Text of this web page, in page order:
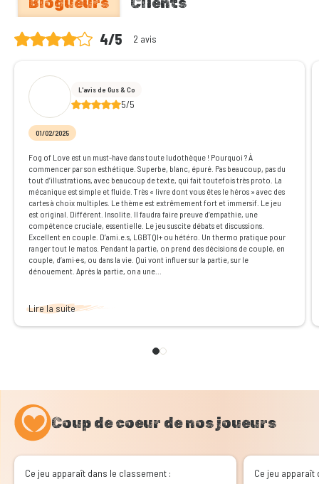
Coup de coeur de nos joueurs
Ce jeu apparaît dans le classement : Ce jeu apparaît
4/5 2 avis
L'avis de Gus & Co
5/5
01/02/2025
Fog of Love est un must-have dans toute ludothèque ! Pourquoi ? À
commencer par son esthétique. Superbe, blanc, épuré. Pas beaucoup, pas du
tout d’illustrations, avec beaucoup de texte, qui fait toutefois très proto. La
mécanique est simple et fluide. Très « livre dont vous êtes le héros » avec des
cartes à choix multiples. Le thème est extrêmement fort et immersif. Le jeu
est original. Différent. Insolite. Il faudra faire preuve d’empathie, une
compétence cruciale, essentielle. Le jeu suscite débats et discussions.
Excellent en couple. D’ami.e.s, LGBTQI+ ou hétéro. Un thermo pratique pour
ranger tout le matos. Pendant la partie, on prend des décisions de couple, en
couple, d’ami·e·s, ou dans la vie. Qui vont influer sur la partie, sur le
dénouement. Après la partie, on a une...
Lire la suite